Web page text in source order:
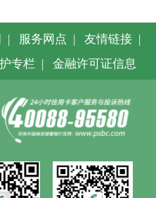
| 服务网点 | 友情链接 |
专栏 | 金融许可证信息